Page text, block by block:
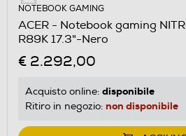
NOTEBOOK GAMING
ACER - Notebook gaming
R89K 17.3"-Nero
€ 2.292,00
Acquisto online: disponibile
Ritiro in negozio: non disponibile